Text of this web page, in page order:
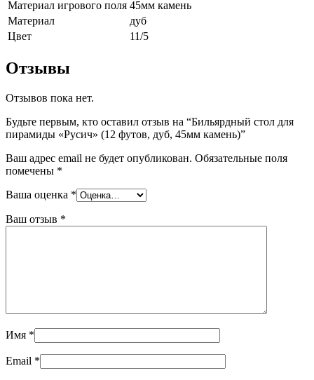
Материал игрового поля 45мм камень
Материал
дуб
Цвет
11/5
Отзывы
Отзывов пока нет.
Будьте первым, кто оставил отзыв на “Бильярдный стол для
пирамиды «Русич» (12 футов, дуб, 45мм камень)”
Ваш адрес email не будет опубликован. Обязательные поля
помечены *
Ваша оценка *
Ваш отзыв *
Имя *
Email *